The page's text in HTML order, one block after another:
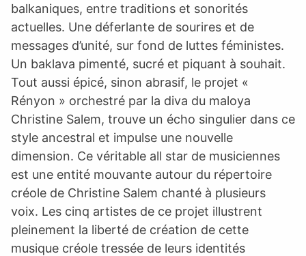
balkaniques, entre traditions et sonorités
actuelles. Une déferlante de sourires et de
messages d’unité, sur fond de luttes féministes.
Un baklava pimenté, sucré et piquant à souhait.
Tout aussi épicé, sinon abrasif, le projet «
Rényon » orchestré par la diva du maloya
Christine Salem, trouve un écho singulier dans ce
style ancestral et impulse une nouvelle
dimension. Ce véritable all star de musiciennes
est une entité mouvante autour du répertoire
créole de Christine Salem chanté à plusieurs
voix. Les cinq artistes de ce projet illustrent
pleinement la liberté de création de cette
musique créole tressée de leurs identités